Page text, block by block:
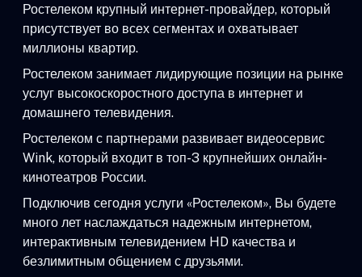
Ростелеком крупный интернет-провайдер, который
присутствует во всех сегментах и охватывает
миллионы квартир.
Ростелеком занимает лидирующие позиции на рынке
услуг высокоскоростного доступа в интернет и
домашнего телевидения.
Ростелеком с партнерами развивает видеосервис
Wink, который входит в топ-3 крупнейших онлайн-
кинотеатров России.
Подключив сегодня услуги «Ростелеком», Вы будете
много лет наслаждаться надежным интернетом,
интерактивным телевидением HD качества и
безлимитным общением с друзьями.